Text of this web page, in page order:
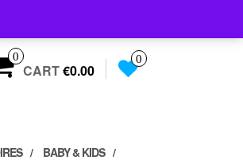
0
CART€0.00
0
BABY & KIDS